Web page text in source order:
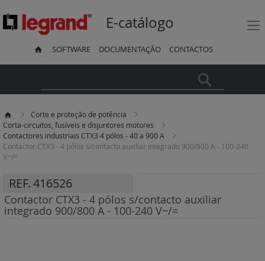
E-catálogo
SOFTWARE DOCUMENTAÇÃO CONTACTOS
Corte e proteção de potência
Corta-circuitos, fusíveis e disjuntores motores
Contactores industriais CTX3 4 pólos - 40 a 900 A
Contactor CTX3 - 4 pólos s/contacto auxiliar integrado 900/800 A - 100-240
V~/=
REF.416526
Contactor CTX3 - 4 pólos s/contacto auxiliar
integrado 900/800 A - 100-240 V~/=